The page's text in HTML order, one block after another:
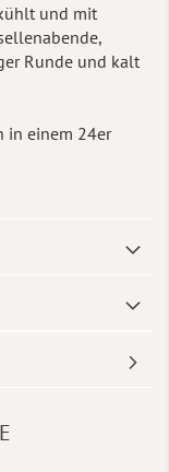
und mit
Runde und kalt
in einem 24er